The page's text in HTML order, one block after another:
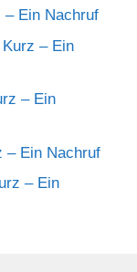
– Ein Nachruf
– Ein
– Ein
– Ein Nachruf
– Ein